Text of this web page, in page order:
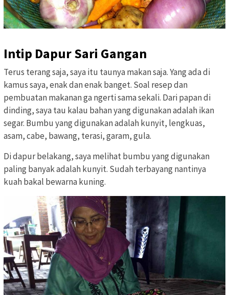
Intip Dapur Sari Gangan
Terus terang saja, saya itu taunya makan saja. Yang ada di
kamus saya, enak dan enak banget. Soal resep dan
pembuatan makanan ga ngerti sama sekali. Dari papan di
dinding, saya tau kalau bahan yang digunakan adalah ikan
segar. Bumbu yang digunakan adalah kunyit, lengkuas,
asam, cabe, bawang, terasi, garam, gula.
Di dapur belakang, saya melihat bumbu yang digunakan
paling banyak adalah kunyit. Sudah terbayang nantinya
kuah bakal bewarna kuning.